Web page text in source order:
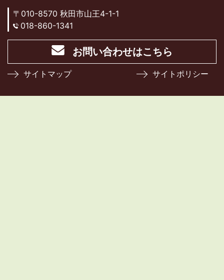
〒010-8570 秋田市山王4-1-1
018-860-1341
お問い合わせはこちら
サイトマップ サイトポリシー